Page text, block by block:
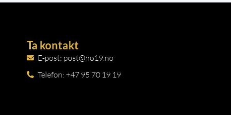
Ta kontakt
E-post: post@no19.no
Telefon: +47 95 70 19 19